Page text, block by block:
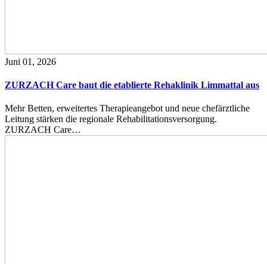
Juni 01, 2026
ZURZACH Care baut die etablierte Rehaklinik Limmattal aus
Mehr Betten, erweitertes Therapieangebot und neue chefärztliche
Leitung stärken die regionale Rehabilitationsversorgung.
ZURZACH Care…